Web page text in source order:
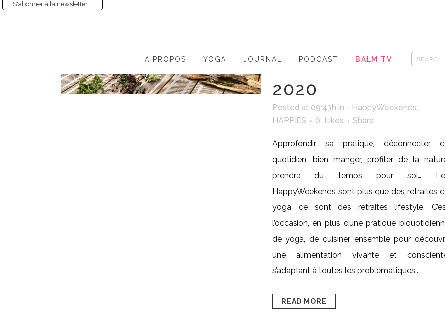
S'abonner à la newsletter
A PROPOS YOGA JOURNAL PODCAST BALM TV
AU 14 JUILLET
2020
Posted at 09:43h in - HappyWeekends,
HAPPIES
0 Likes Share
Approfondir sa pratique, déconnecter
quotidien, bien manger, profiter de la
prendre du temps pour soi…
HappyWeekends sont plus que des retraites
yoga, ce sont des retraites lifestyle.
l’occasion, en plus d’une pratique
de yoga, de cuisiner ensemble pour
une alimentation vivante et
s’adaptant à toutes les problématiques...
READ MORE